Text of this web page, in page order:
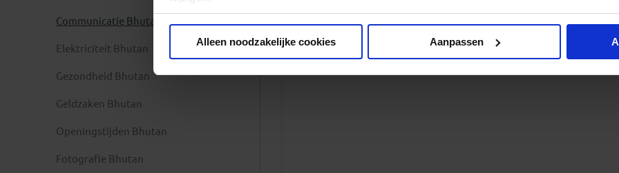
Alleen noodzakelijke cookies
Aanpassen
Communicatie Bhutan
Elektriciteit Bhutan
Gezondheid Bhutan
Geldzaken Bhutan
Openingstijden Bhutan
Fotografie Bhutan